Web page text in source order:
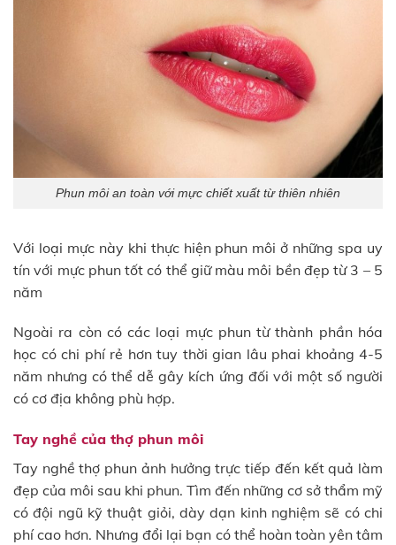
Phun môi an toàn với mực chiết xuất từ thiên nhiên
Với loại mực này khi thực hiện phun môi ở những spa uy
tín với mực phun tốt có thể giữ màu môi bền đẹp từ 3 – 5
năm
Ngoài ra còn có các loại mực phun từ thành phần hóa
học có chi phí rẻ hơn tuy thời gian lâu phai khoảng 4-5
năm nhưng có thể dễ gây kích ứng đối với một số người
có cơ địa không phù hợp.
Tay nghề của thợ phun môi
Tay nghề thợ phun ảnh hưởng trực tiếp đến kết quả làm
đẹp của môi sau khi phun. Tìm đến những cơ sở thẩm mỹ
có đội ngũ kỹ thuật giỏi, dày dạn kinh nghiệm sẽ có chi
phí cao hơn. Nhưng đổi lại bạn có thể hoàn toàn yên tâm